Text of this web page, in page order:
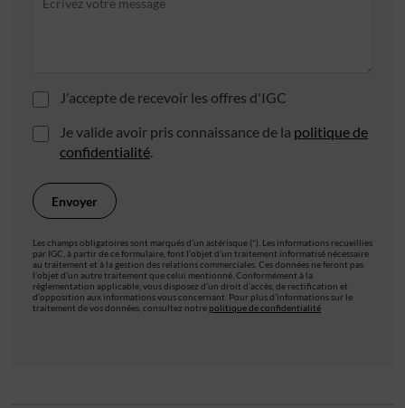
J'accepte de recevoir les offres d'IGC
Je valide avoir pris connaissance de la politique de
confidentialité.
Les champs obligatoires sont marqués d’un astérisque (*). Les informations recueillies
par IGC, à partir de ce formulaire, font l’objet d’un traitement informatisé nécessaire
au traitement et à la gestion des relations commerciales. Ces données ne feront pas
l’objet d’un autre traitement que celui mentionné. Conformément à la
règlementation applicable, vous disposez d’un droit d’accès, de rectification et
d’opposition aux informations vous concernant. Pour plus d’informations sur le
traitement de vos données, consultez notre politique de confidentialité